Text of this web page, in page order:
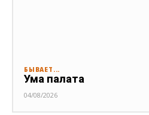
БЫВАЕТ...
Ума палата
04/08/2026